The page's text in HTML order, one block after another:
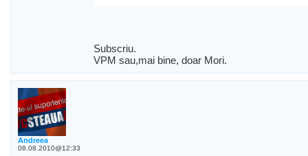
Subscriu.
VPM sau,mai bine, doar Mori.
Andreea
08.08.2010@12:33